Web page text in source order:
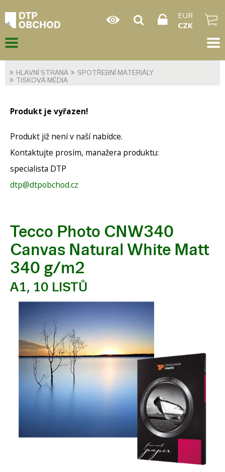
EUR
CZK
HLAVNÍ STRANA
SPOTŘEBNÍ MATERIÁLY
TISKOVÁ MÉDIA
Produkt je vyřazen!
Produkt již není v naší nabídce.
Kontaktujte prosím, manažera produktu:
specialista DTP
dtp@dtpobchod.cz
Tecco Photo CNW340
Canvas Natural White Matt
340 g/m2
A1, 10 LISTŮ